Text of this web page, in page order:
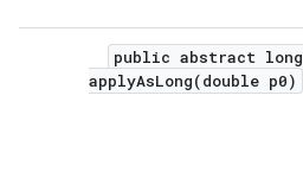
public abstract long
applyAsLong(double p0)